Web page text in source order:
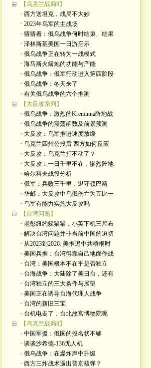
【乌克兰战局9】
· 西方送坦克，战局不大妙
· 2023年乌军的主战场
· 猜猜看：俄乌战争何时结束、结果
· 泽林斯基美国一日游启示
· 俄乌战争正在转为一战模式
· 海马斯火箭炮的功能与产能
· 俄乌战争：俄军行动进入第四阶段
· 俄乌战争：冬天来了
· 有关俄乌战争的六个推测
【大反攻系列】
· 俄乌战争：激烈的Kreminna阵地战
· 俄乌战争的震荡函数及前景预测
· 大反攻：乌军推进速度放缓
· 乌克兰四州公投后 西方如何反应
· 大反攻：乌克兰打不动了？
· 大反攻：一日千里不在，惨烈阵地
· 哈尔科夫战役分析
· 俄军：兵败三千里，退守顿巴斯
· 华邮：大反攻中乌俄伤亡为五比一
· 乌军有能力实施大反攻吗
【台湾问题】
· 老彭纽约躲猫猫，小英下机三尺布
· 解决台湾问题并非当前中国的迫切
· 从2023到2026: 美推迟中共梧桐时
· 美国兵推：台湾得靠自己地面作战
· 台湾：美国根本不在乎是否独立
· 台海战争：大陆除了美日台，还有
· 台湾独立的三大条件与展望
· 美国正在诱导台海代理人战争
· 台湾的新旧三宝
· 台机电走了，台北故宫博物院呢
【乌克兰战局8】
· 中国军援：俄国的投名状不够
· 谈谈沙希德-136无人机
· 俄乌战争：在爆炸声中升级
· 西方三炸战术逼出普京核弹？